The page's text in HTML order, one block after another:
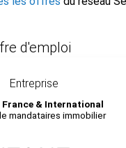
d'emploi
Entreprise
France & International
mandataires immobilier